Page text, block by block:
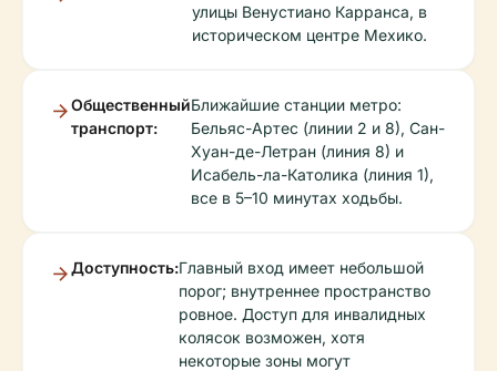
улицы Венустиано Карранса, в
историческом центре Мехико.
Общественный
транспорт:
Ближайшие станции метро:
Бельяс-Артес (линии 2 и 8), Сан-
Хуан-де-Летран (линия 8) и
Исабель-ла-Католика (линия 1),
все в 5–10 минутах ходьбы.
Доступность:Главный вход имеет небольшой
порог; внутреннее пространство
ровное. Доступ для инвалидных
колясок возможен, хотя
некоторые зоны могут